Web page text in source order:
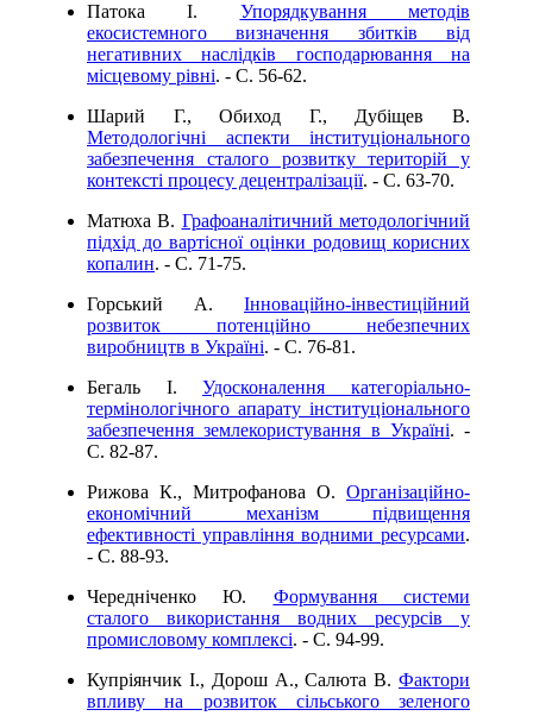
Патока І. Упорядкування методів
екосистемного визначення збитків від
негативних наслідків господарювання на
місцевому рівні. - C. 56-62.
Шарий Г., Обиход Г., Дубіщев В.
Методологічні аспекти інституціонального
забезпечення сталого розвитку територій у
контексті процесу децентралізації. - C. 63-70.
Матюха В. Графоаналітичний методологічний
підхід до вартісної оцінки родовищ корисних
копалин. - C. 71-75.
Горський А. Інноваційно-інвестиційний
розвиток потенційно небезпечних
виробництв в Україні. - C. 76-81.
Бегаль І.Удосконалення категоріально-
термінологічного апарату інституціонального
забезпечення землекористування в Україні. -
C. 82-87.
Рижова К., Митрофанова О. Організаційно-
економічний механізм підвищення
ефективності управління водними ресурсами.
- C. 88-93.
Чередніченко Ю. Формування системи
сталого використання водних ресурсів у
промисловому комплексі. - C. 94-99.
Купріянчик І., Дорош А., Салюта В. Фактори
впливу на розвиток сільського зеленого